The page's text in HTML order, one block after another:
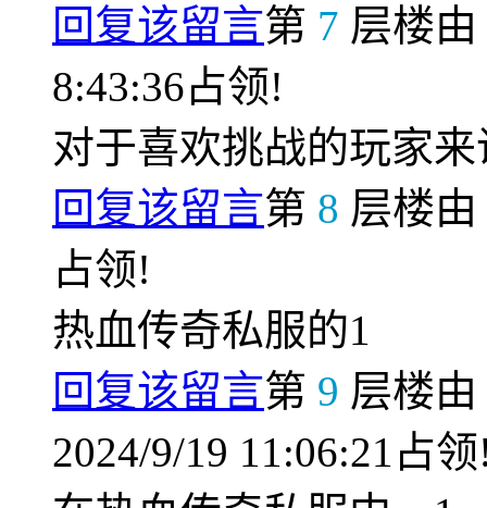
回复该留言第 7 层楼由
8:43:36占领!
对于喜欢挑战的玩家
回复该留言第 8 层楼由
占领!
热血传奇私服的1
回复该留言第 9 层楼由
2024/9/19 11:06:21占